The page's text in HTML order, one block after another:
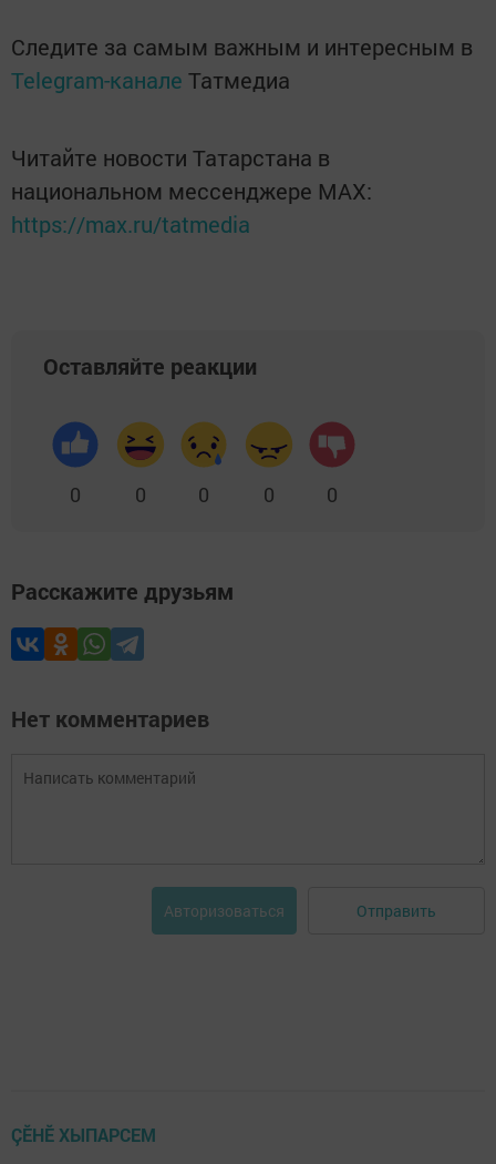
Следите за самым важным и интересным в
Telegram-канале Татмедиа
Читайте новости Татарстана в
национальном мессенджере MАХ:
https://max.ru/tatmedia
Оставляйте реакции
0 0 0 0 0
Расскажите друзьям
Нет комментариев
Авторизоваться Отправить
ÇӖНӖ ХЫПАРСЕМ